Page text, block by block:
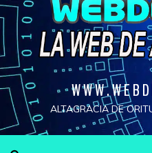
ALTAGRACIA DE